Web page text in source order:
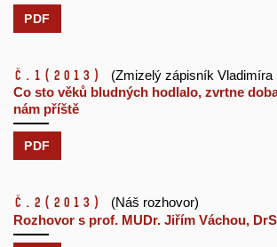
PDF
č.1 (2013)
(Zmizelý zápisník Vladimíra
Co sto věků bludných hodlalo, zvrtne
nám příště
PDF
č.2 (2013)
(Náš rozhovor)
Rozhovor s prof. MUDr. Jiřím Váchou,